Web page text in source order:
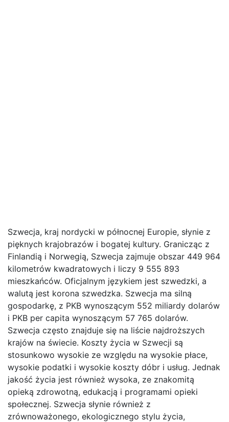
Szwecja, kraj nordycki w północnej Europie, słynie z
pięknych krajobrazów i bogatej kultury. Granicząc z
Finlandią i Norwegią, Szwecja zajmuje obszar 449 964
kilometrów kwadratowych i liczy 9 555 893
mieszkańców. Oficjalnym językiem jest szwedzki, a
walutą jest korona szwedzka. Szwecja ma silną
gospodarkę, z PKB wynoszącym 552 miliardy dolarów
i PKB per capita wynoszącym 57 765 dolarów.
Szwecja często znajduje się na liście najdroższych
krajów na świecie. Koszty życia w Szwecji są
stosunkowo wysokie ze względu na wysokie płace,
wysokie podatki i wysokie koszty dóbr i usług. Jednak
jakość życia jest również wysoka, ze znakomitą
opieką zdrowotną, edukacją i programami opieki
społecznej. Szwecja słynie również z
zrównoważonego, ekologicznego stylu życia,